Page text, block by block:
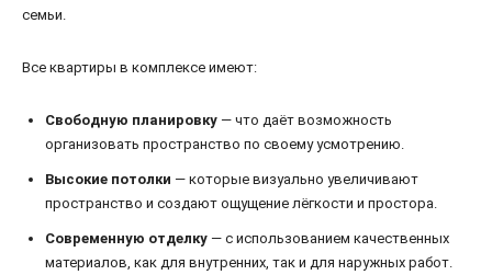
семьи.
Все квартиры в комплексе имеют:
Свободную планировку — что даёт возможность
организовать пространство по своему усмотрению.
Высокие потолки — которые визуально увеличивают
пространство и создают ощущение лёгкости и простора.
Современную отделку — с использованием качественных
материалов, как для внутренних, так и для наружных работ.